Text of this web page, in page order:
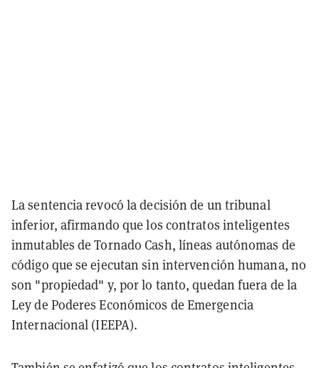
La sentencia revocó la decisión de un tribunal
inferior, afirmando que los contratos inteligentes
inmutables de Tornado Cash, líneas autónomas de
código que se ejecutan sin intervención humana, no
son "propiedad" y, por lo tanto, quedan fuera de la
Ley de Poderes Económicos de Emergencia
Internacional (IEEPA).